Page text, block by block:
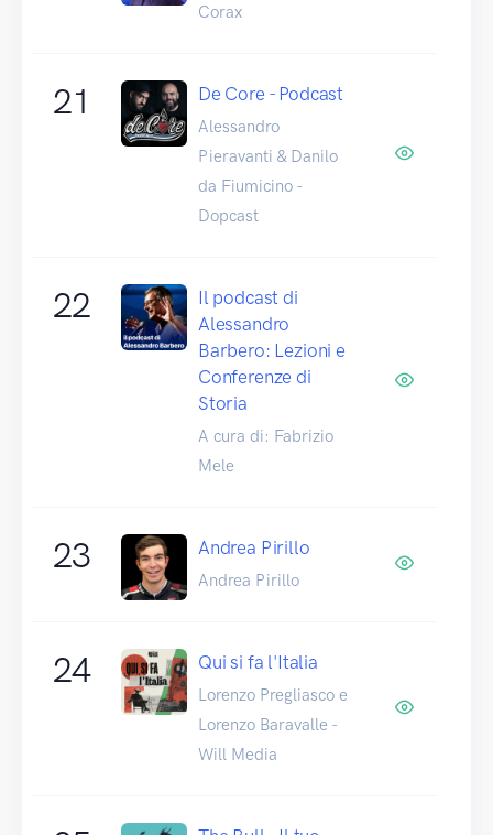
Corax
21 De Core - Podcast
Alessandro
Pieravanti & Danilo
da Fiumicino -
Dopcast
22
Il podcast di
Alessandro
Barbero: Lezioni e
Conferenze di
Storia
A cura di: Fabrizio
Mele
23 Andrea Pirillo
Andrea Pirillo
24 Qui si fa l'Italia
Lorenzo Pregliasco e
Lorenzo Baravalle -
Will Media